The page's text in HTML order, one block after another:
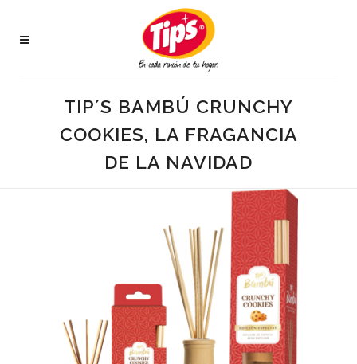
TIP´S BAMBÚ CRUNCHY
COOKIES, LA FRAGANCIA
DE LA NAVIDAD